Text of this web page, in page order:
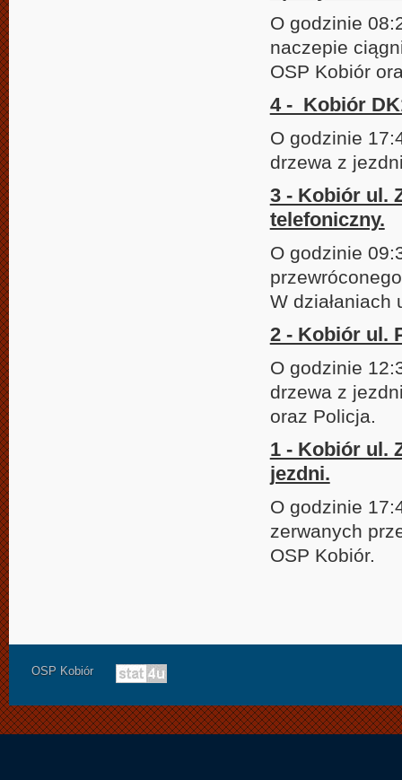
O godzinie
naczepie
OSP Kobiór
4 - Kobiór
O godzinie
drzewa z
3 - Kobiór ul.
telefoniczny.
O godzinie
W działaniach
2 - Kobiór ul.
O godzinie
drzewa z
oraz Policja.
1 - Kobiór ul.
jezdni.
O godzinie
zerwanych
OSP Kobiór.
OSP Kobiór